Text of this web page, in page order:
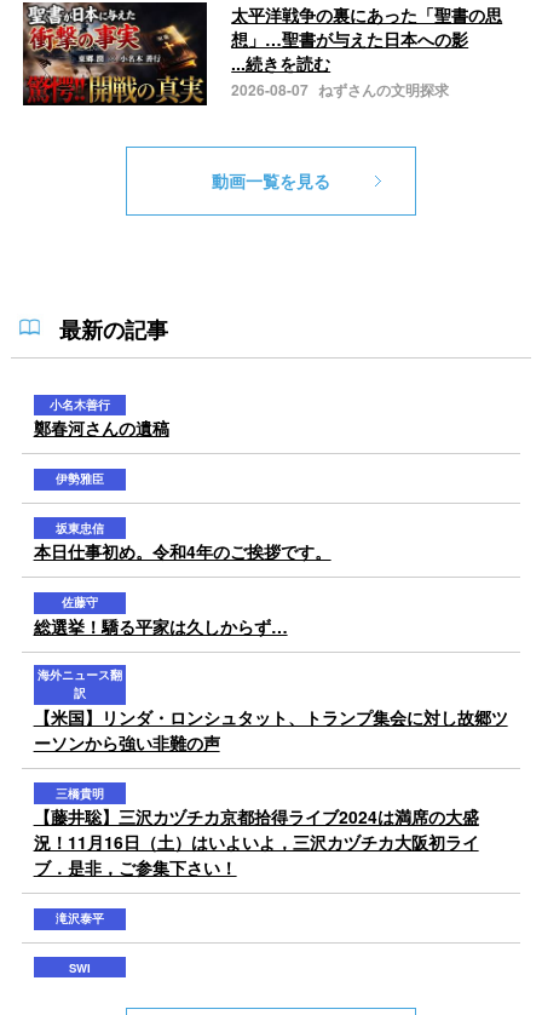
太平洋戦争の裏にあった「聖書の思
想」…聖書が与えた日本への影
...続きを読む
2026-08-07 ねずさんの文明探求
動画一覧を見る
最新の記事